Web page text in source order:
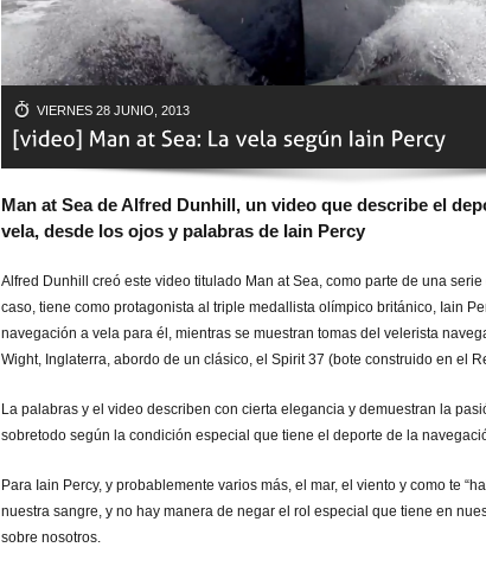
VIERNES 28 JUNIO, 2013
Man at Sea de Alfred Dunhill, un video que describe el
vela, desde los ojos y palabras de Iain Percy
Alfred Dunhill creó este video titulado Man at Sea, como parte de una
caso, tiene como protagonista al triple medallista olímpico británico, Iain
navegación a vela para él, mientras se muestran tomas del velerista
Wight, Inglaterra, abordo de un clásico, el Spirit 37 (bote construido en el
La palabras y el video describen con cierta elegancia y demuestran la
sobretodo según la condición especial que tiene el deporte de la
Para Iain Percy, y probablemente varios más, el mar, el viento y como te
nuestra sangre, y no hay manera de negar el rol especial que tiene en
sobre nosotros.